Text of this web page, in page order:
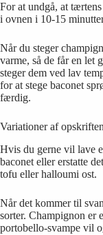
For at undgå, at
i ovnen i 10-15
Når du steger
varme, så de får en let
steger dem ved lav
for at stege baconet
færdig.
Variationer af opskriften
Hvis du gerne vil lave
baconet eller erstatte
tofu eller halloumi ost.
Når det kommer til
sorter. Champignon er
portobello-svampe vil